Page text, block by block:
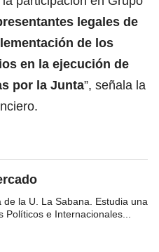
legales de
de los
en la ejecución de
por la Junta”, señala la
de la U. La Sabana. Estudia una
Políticos e Internacionales